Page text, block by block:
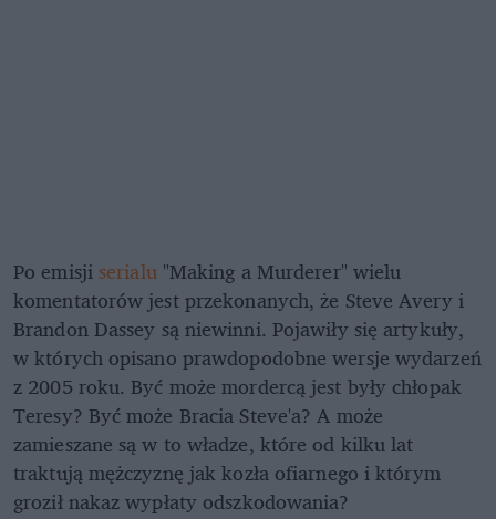
Po emisjiserialu"Making a Murderer" wielu
komentatorów jest przekonanych, że Steve Avery i
Brandon Dassey są niewinni. Pojawiły się artykuły,
w których opisano prawdopodobne wersje wydarzeń
z 2005 roku. Być może mordercą jest były chłopak
Teresy? Być może Bracia Steve'a? A może
zamieszane są w to władze, które od kilku lat
traktują mężczyznę jak kozła ofiarnego i którym
groził nakaz wypłaty odszkodowania?